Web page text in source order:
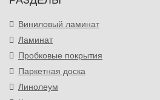
Виниловый ламинат
Ламинат
Пробковые покрытия
Паркетная доска
Линолеум